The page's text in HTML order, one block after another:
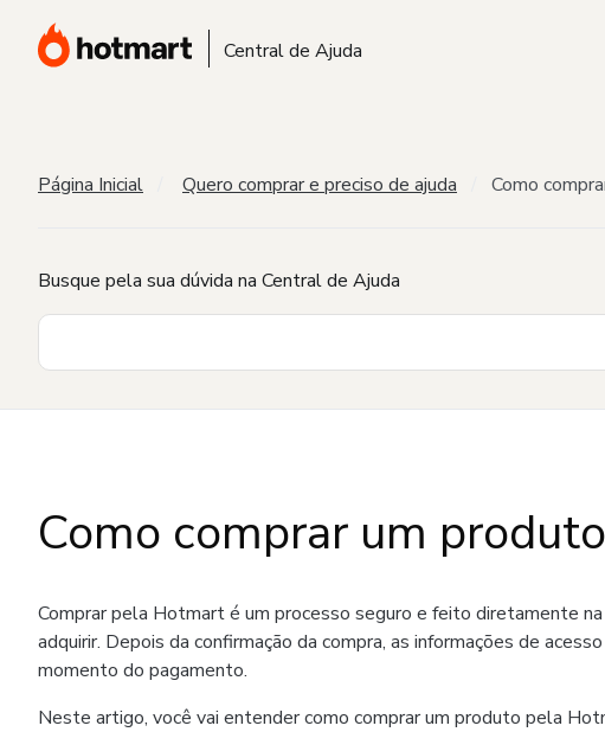
Central de Ajuda
Página Inicial Quero comprar e preciso de ajuda Como
Busque pela sua dúvida na Central de Ajuda
Como comprar um
Comprar pela Hotmart é um processo seguro e feito diretamente
adquirir. Depois da confirmação da compra, as informações de
momento do pagamento.
Neste artigo, você vai entender como comprar um produto pela